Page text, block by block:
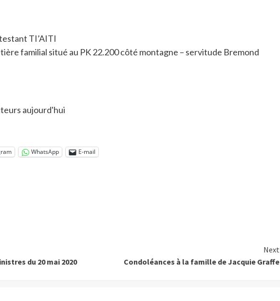
TI’AITI
familial situé au PK 22.200 côté montagne – servitude Bremond
aujourd'hui
WhatsApp E-mail
du 20 mai 2020
Next
Condoléances à la famille de Jacquie Graffe